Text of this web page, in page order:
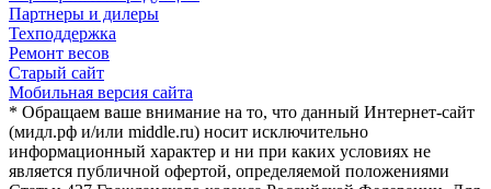
Партнеры и дилеры
Техподдержка
Ремонт весов
Старый сайт
Мобильная версия сайта
* Обращаем ваше внимание на то, что данный Интернет-сайт
(мидл.рф и/или middle.ru) носит исключительно
информационный характер и ни при каких условиях не
является публичной офертой, определяемой положениями